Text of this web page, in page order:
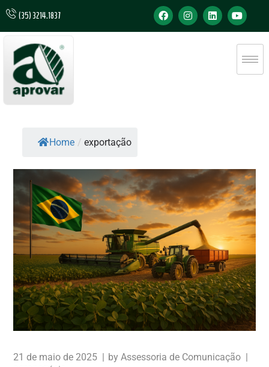
(35) 3214.1837
Home / exportação
21 de maio de 2025 byAssessoria de Comunicação